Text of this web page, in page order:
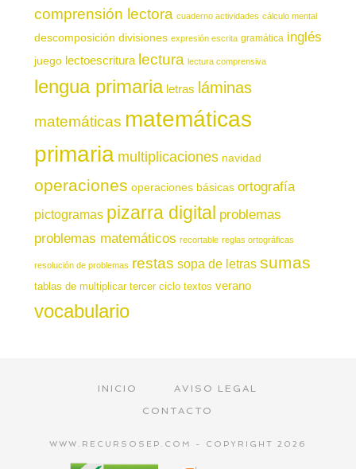
comprensión lectora cuaderno actividades cálculo mental
descomposición divisiones expresión escrita gramática inglés
juego lectoescritura lectura lectura comprensiva
lengua primaria letras láminas
matemáticas matemáticas
primaria multiplicaciones navidad
operaciones operaciones básicas ortografía
pictogramas pizarra digital problemas
problemas matemáticos recortable reglas ortográficas
resolución de problemas restas sopa de letras sumas
tablas de multiplicar tercer ciclo textos verano
vocabulario
INICIO
AVISO LEGAL
CONTACTO
WWW.RECURSOSEP.COM - COPYRIGHT 2026